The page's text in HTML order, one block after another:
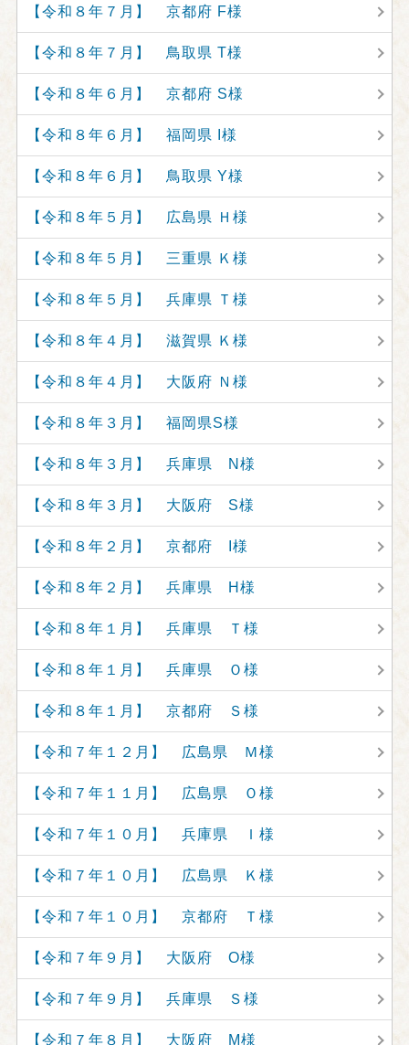
【令和８年７月】 京都府 F様
【令和８年７月】 鳥取県 T様
【令和８年６月】 京都府 S様
【令和８年６月】 福岡県 I様
【令和８年６月】 鳥取県 Y様
【令和８年５月】 広島県 Ｈ様
【令和８年５月】 三重県 Ｋ様
【令和８年５月】 兵庫県 Ｔ様
【令和８年４月】 滋賀県 Ｋ様
【令和８年４月】 大阪府 Ｎ様
【令和８年３月】 福岡県S様
【令和８年３月】 兵庫県 N様
【令和８年３月】 大阪府 S様
【令和８年２月】 京都府 I様
【令和８年２月】 兵庫県 H様
【令和８年１月】 兵庫県 Ｔ様
【令和８年１月】 兵庫県 Ｏ様
【令和８年１月】 京都府 Ｓ様
【令和７年１２月】 広島県 Ｍ様
【令和７年１１月】 広島県 Ｏ様
【令和７年１０月】 兵庫県 Ｉ様
【令和７年１０月】 広島県 Ｋ様
【令和７年１０月】 京都府 Ｔ様
【令和７年９月】 大阪府 O様
【令和７年９月】 兵庫県 Ｓ様
【令和７年８月】 大阪府 M様